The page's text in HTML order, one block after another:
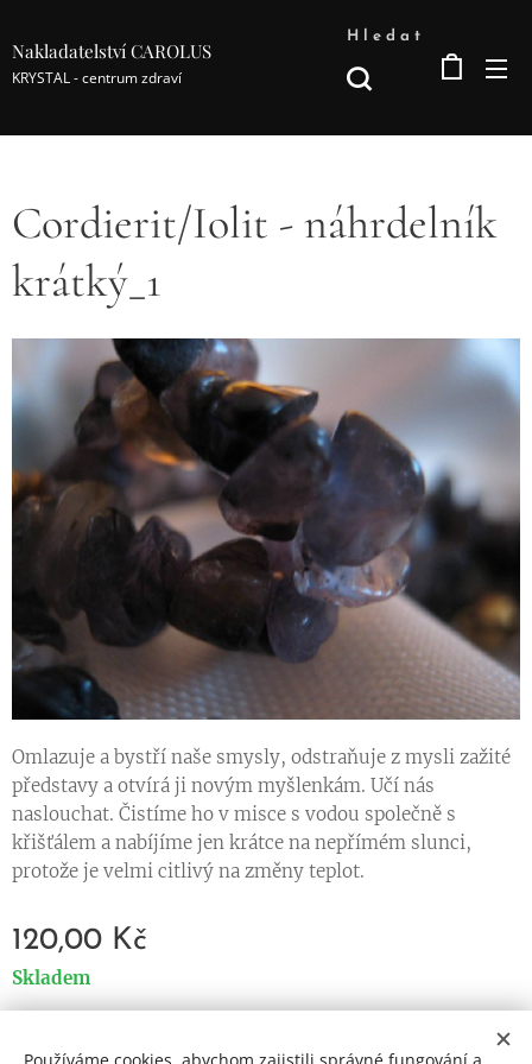
Nakladatelství CAROLUS
KRYSTAL - centrum zdraví
Hledat
Cordierit/Iolit - náhrdelník
krátký_1
Omlazuje a bystří naše smysly, odstraňuje z mysli zažité
představy a otvírá ji novým myšlenkám. Učí nás
naslouchat. Čistíme ho v misce s vodou společně s
křišťálem a nabíjíme jen krátce na nepřímém slunci,
protože je velmi citlivý na změny teplot.
120,00 Kč
Skladem